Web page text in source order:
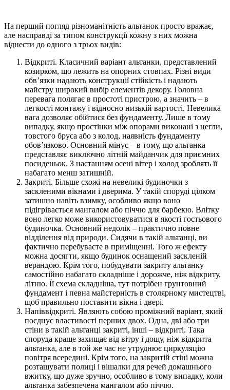
На перший погляд різноманітність альтанок просто вражає,
але насправді за типом конструкції кожну з них можна
віднести до одного з трьох видів:
Відкриті. Класичний варіант альтанки, представлений
козирком, що лежить на опорних стовпах. Різні види
обв’язки надають конструкції стійкість і надають
майстру широкий вибір елементів декору. Головна
перевага полягає в простоті пристрою, а значить – в
легкості монтажу і відносно низькій вартості. Невелика
вага дозволяє обійтися без фундаменту. Лише в тому
випадку, якщо простінки між опорами виконані з цегли,
товстого бруса або з колод, наявність фундаменту
обов’язково. Основний мінус – в тому, що альтанка
представляє виключно літній майданчик для приємних
посиденьок. З настанням осені вітер і холод зроблять її
набагато менш затишній.
Закриті. Більше схожі на невеликі будиночки з
заскленими вікнами і дверима. У такій споруді цілком
затишно навіть взимку, особливо якщо воно
підігрівається мангалом або піччю для барбекю. Влітку
воно легко може використовуватися в якості гостьового
будиночка. Основний недолік – практично повне
відділення від природи. Сидячи в такій альтанці, ви
фактично перебуваєте в приміщенні. Того ж ефекту
можна досягти, якщо будинок оснащений заскленій
верандою. Крім того, побудувати закриту альтанку
самостійно набагато складніше і дорожче, ніж відкриту,
літню. Її схема складніша, тут потрібен грунтовний
фундамент і певна майстерність в столярному мистецтві,
щоб правильно поставити вікна і двері.
Напіввідкриті. Являють собою проміжний варіант, який
поєднує властивості перших двох. Одна, дві або три
стіни в такій альтанці закриті, інші – відкриті. Така
споруда краще захищає від вітру і дощу, ніж відкрита
альтанка, але в той же час не утруднює циркуляцію
повітря всередині. Крім того, на закритій стіні можна
розташувати полиці і вішалки для речей домашнього
вжитку, що дуже зручно, особливо в тому випадку, коли
альтанка забезпечена мангалом або піччю.